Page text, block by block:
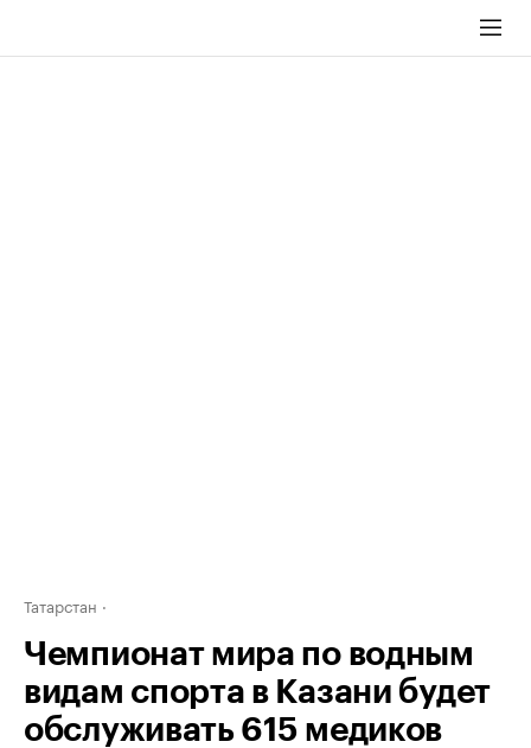
Татарстан
Чемпионат мира по водным
видам спорта в Казани будет
обслуживать 615 медиков